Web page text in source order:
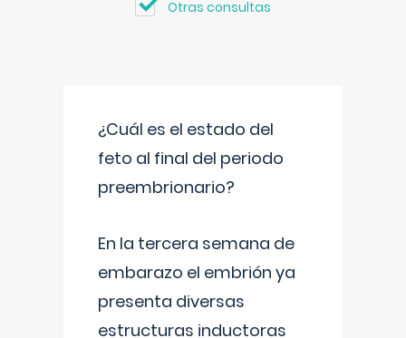
Otras consultas
¿Cuál es el estado del
feto al final del periodo
preembrionario?
En la tercera semana de
embarazo el embrión ya
presenta diversas
estructuras inductoras